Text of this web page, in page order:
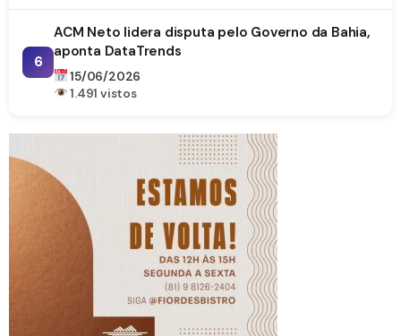
6
ACM Neto lidera disputa pelo Governo da Bahia,
aponta DataTrends
15/06/2026
1.491 vistos